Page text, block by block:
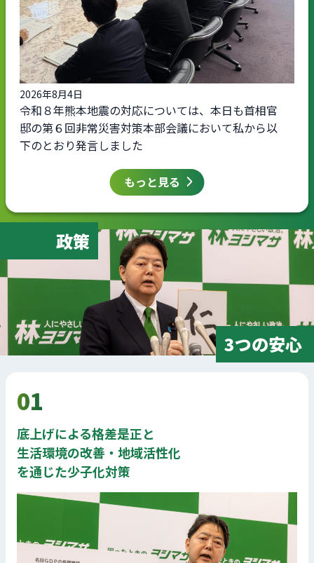
もっと見る
2026年8月4日
令和８年熊本地震の対応については、本日も首相官
邸の第６回非常災害対策本部会議において私から以
下のとおり発言しました
政策
3つの安心
01
底上げによる格差是正と
生活環境の改善・地域活性化
を通じた少子化対策